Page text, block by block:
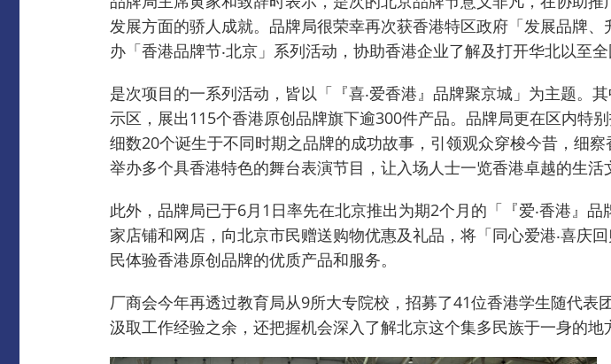
发展方面的骄人成就。 品牌局很荣幸再次获香港特区政府「发展品牌
办「香港品牌节‧北京」系列活动，协助香港企业了解及打开华北以至全
是次项目的一系列活动，皆以「『喜‧爱香港』品牌聚京城」为主题。
示区，展出115个香港原创品牌旗下逾300件产品。 品牌局更在区内特
细数20个诞生于不同时期之品牌的成功故事，引领观众穿梭今昔，细察
举办多个具香港特色的舞台表演节目，让入场人士一览香港卓越的生活
此外，品牌局已于6月1日率先在北京推出为期2个月的「『爱‧香港』
家店铺和网店，向北京市民赠送购物优惠及礼品，将「同心爱港‧喜庆
民体验香港原创品牌的优质产品和服务。
厂商会今年再透过教育局从9所大专院校，招募了41位香港学生随代表
汲取工作经验之余，还把握机会深入了解北京这个集多民族于一身的地